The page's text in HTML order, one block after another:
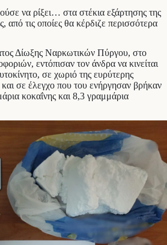
να ρίξει… στα στέκια εξάρτησης της
από τις οποίες θα κέρδιζε περισσότερα
Δίωξης Ναρκωτικών Πύργου, στο
εντόπισαν τον άνδρα να κινείται
σε χωριό της ευρύτερης
και σε έλεγχο που του ενήργησαν βρήκαν
κοκαΐνης και 8,3 γραμμάρια